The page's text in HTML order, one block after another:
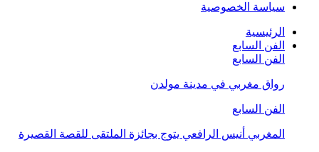
سياسة الخصوصية
الرئيسية
الفن السابع
الفن السابع
رواق مغربي في مدينة مولدن
الفن السابع
المغربي أنيس الرافعي يتوج بجائزة الملتقى للقصة القصيرة